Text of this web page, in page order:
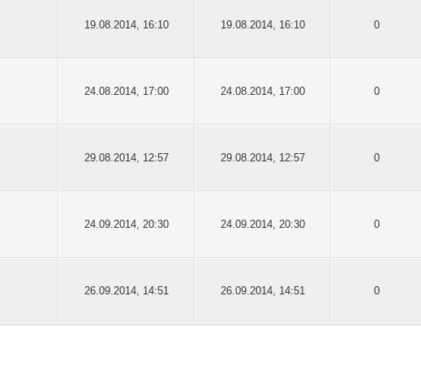
19.08.2014, 16:10 19.08.2014, 16:10 0
24.08.2014, 17:00 24.08.2014, 17:00 0
29.08.2014, 12:57 29.08.2014, 12:57 0
24.09.2014, 20:30 24.09.2014, 20:30 0
26.09.2014, 14:51 26.09.2014, 14:51 0